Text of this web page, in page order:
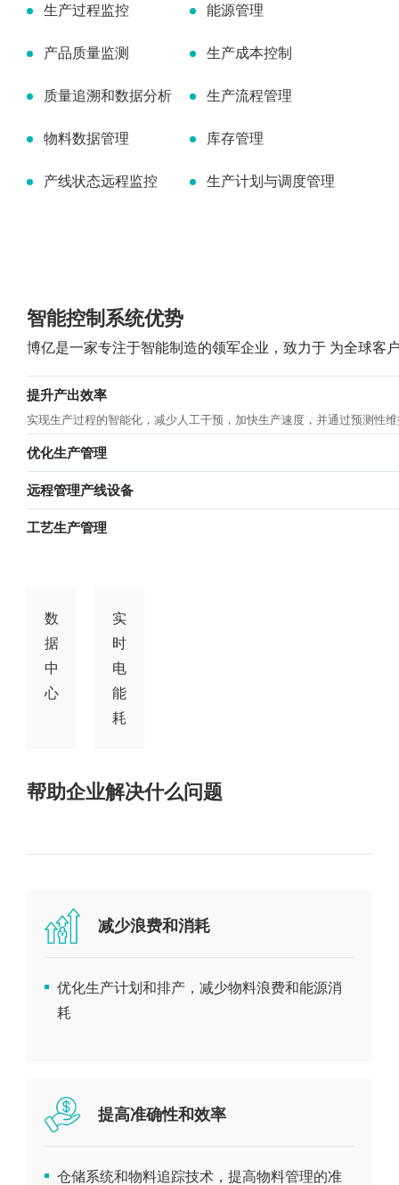
生产过程监控 能源管理
产品质量监测 生产成本控制
质量追溯和数据分析 生产流程管理
物料数据管理 库存管理
产线状态远程监控 生产计划与调度管理
智能控制系统优势
博亿是一家专注于智能制造的领军企业，致力于 为全球客
提升产出效率
实现生产过程的智能化，减少人工干预，加快生产速度，并通过预测性
优化生产管理
远程管理产线设备
工艺生产管理
数
据
中
心
实
时
电
能
耗
帮助企业解决什么问题
减少浪费和消耗
优化生产计划和排产，减少物料浪费和能源消
耗
提高准确性和效率
仓储系统和物料追踪技术，提高物料管理的准